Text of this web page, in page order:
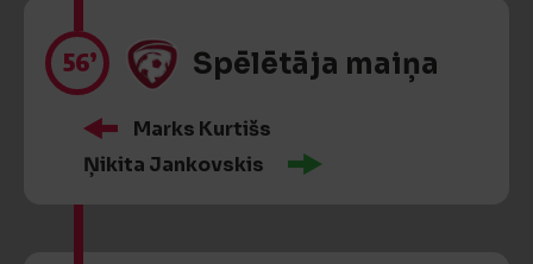
56’ Spēlētāja maiņa
Marks Kurtišs
Ņikita Jankovskis